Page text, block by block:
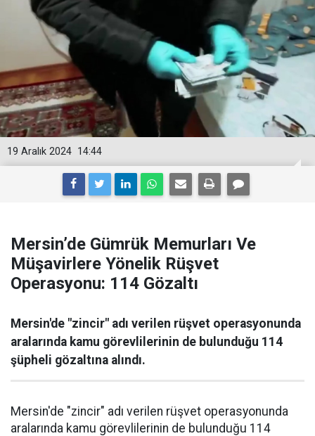
14:44
19 Aralık 2024
Mersin’de Gümrük Memurları Ve
Müşavirlere Yönelik Rüşvet
Operasyonu: 114 Gözaltı
Mersin'de "zincir" adı verilen rüşvet operasyonunda
aralarında kamu görevlilerinin de bulunduğu 114
şüpheli gözaltına alındı.
Mersin'de "zincir" adı verilen rüşvet operasyonunda
aralarında kamu görevlilerinin de bulunduğu 114